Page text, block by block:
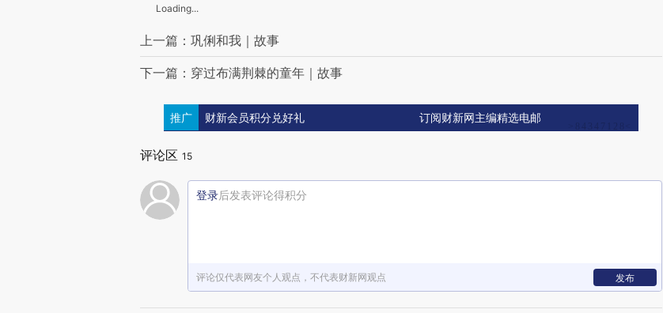
Loading...
上一篇：巩俐和我｜故事
下一篇：穿过布满荆棘的童年｜故事
推广 财新会员积分兑好礼 订阅财新网主编精选电邮
评论区 15
登录后发表评论得积分
评论仅代表网友个人观点，不代表财新网观点 发布